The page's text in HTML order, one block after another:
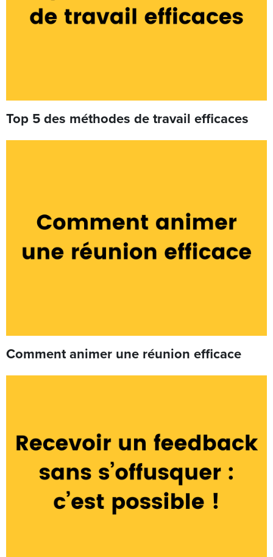
Top 5 des méthodes de travail efficaces
Comment animer une réunion efficace